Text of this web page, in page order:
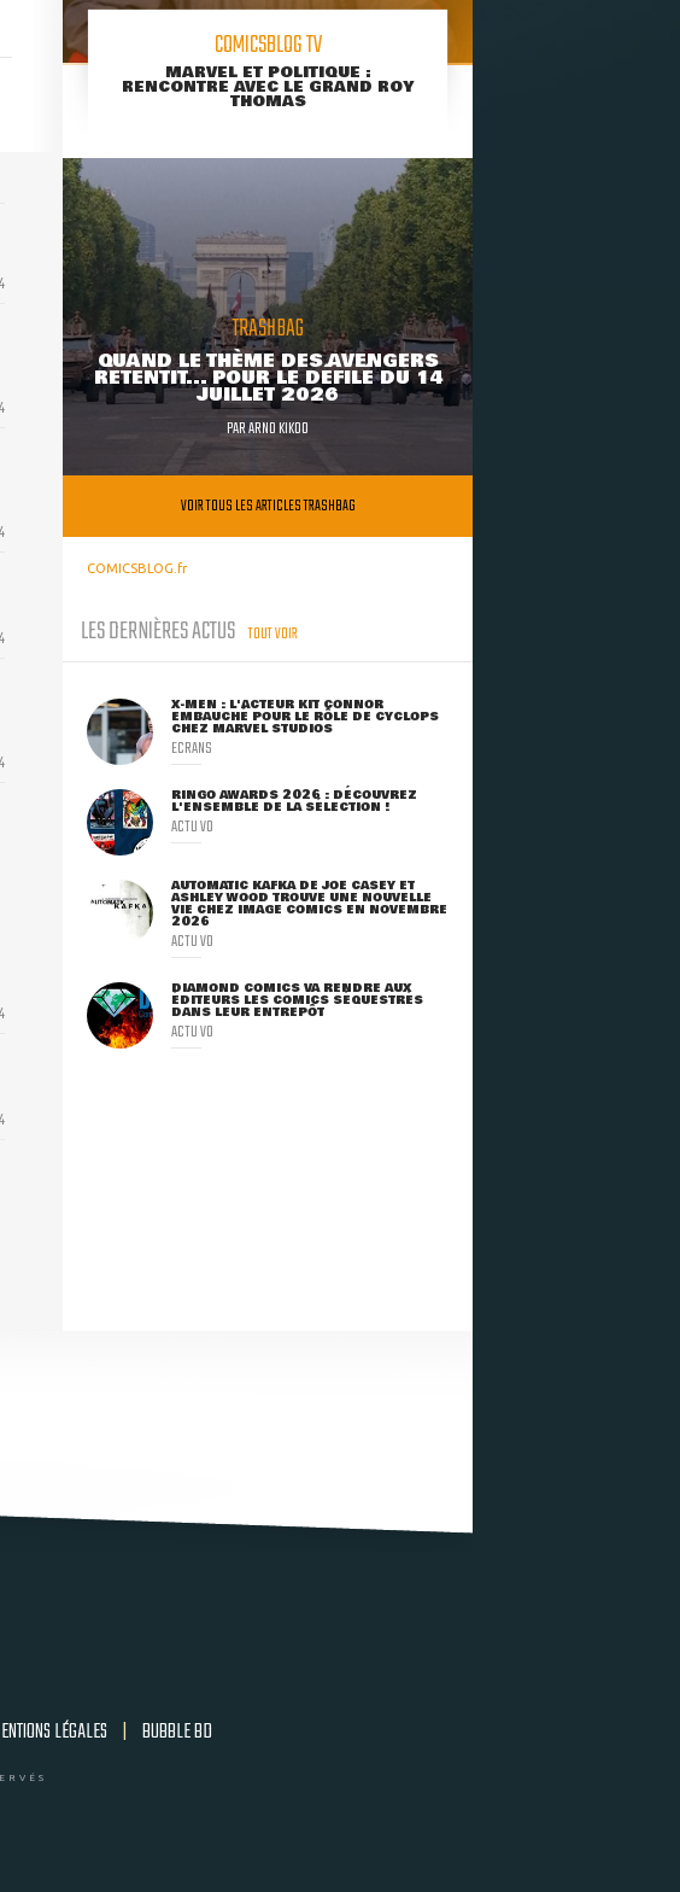
COMICSBLOG TV
MARVEL ET POLITIQUE :
RENCONTRE AVEC LE GRAND ROY
THOMAS
TRASHBAG
QUAND LE THÈME DES AVENGERS
RETENTIT... POUR LE DÉFILÉ DU 14
JUILLET 2026
PARARNO KIKOO
VOIR TOUS LES ARTICLES TRASHBAG
COMICSBLOG.fr
LES DERNIÈRES ACTUS TOUT VOIR
X-MEN : L'ACTEUR KIT CONNOR
EMBAUCHÉ POUR LE RÔLE DE CYCLOPS
CHEZ MARVEL STUDIOS
ECRANS
RINGO AWARDS 2026 : DÉCOUVREZ
L'ENSEMBLE DE LA SÉLECTION !
ACTU VO
AUTOMATIC KAFKA DE JOE CASEY ET
ASHLEY WOOD TROUVE UNE NOUVELLE
VIE CHEZ IMAGE COMICS EN NOVEMBRE
2026
ACTU VO
DIAMOND COMICS VA RENDRE AUX
ÉDITEURS LES COMICS SÉQUESTRÉS
DANS LEUR ENTREPÔT
ACTU VO
LÉGALES | BUBBLE BD